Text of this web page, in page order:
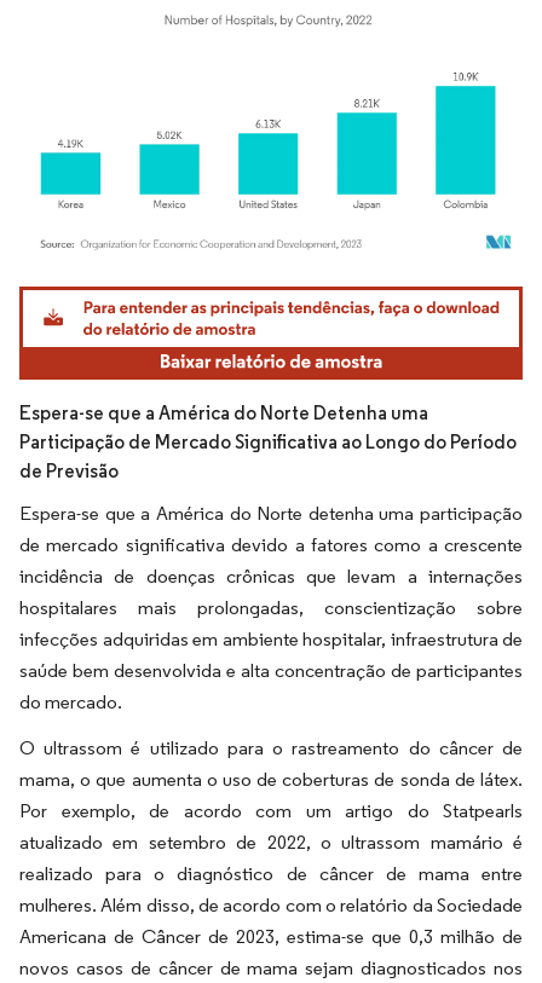
Imagem © Mordor Intelligence. O reuso requer atribuição conforme CC BY 4.0.
Espera-se que a América do Norte Detenha uma
Participação de Mercado Significativa ao Longo do Período
de Previsão
Espera-se que a América do Norte detenha uma participação
de mercado significativa devido a fatores como a crescente
incidência de doenças crônicas que levam a internações
hospitalares mais prolongadas, conscientização sobre
infecções adquiridas em ambiente hospitalar, infraestrutura de
saúde bem desenvolvida e alta concentração de participantes
do mercado.
O ultrassom é utilizado para o rastreamento do câncer de
mama, o que aumenta o uso de coberturas de sonda de látex.
Por exemplo, de acordo com um artigo do Statpearls
atualizado em setembro de 2022, o ultrassom mamário é
realizado para o diagnóstico de câncer de mama entre
mulheres. Além disso, de acordo com o relatório da Sociedade
Americana de Câncer de 2023, estima-se que 0,3 milhão de
novos casos de câncer de mama sejam diagnosticados nos